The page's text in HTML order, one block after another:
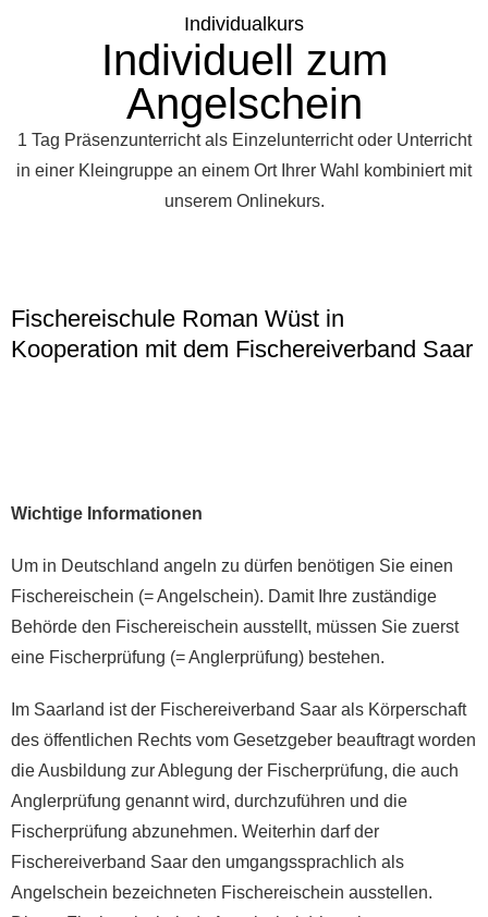
Individualkurs
Individuell zum
Angelschein
1 Tag Präsenzunterricht als Einzelunterricht oder Unterricht
in einer Kleingruppe an einem Ort Ihrer Wahl kombiniert mit
unserem Onlinekurs.
Fischereischule Roman Wüst in
Kooperation mit dem Fischereiverband Saar
Wichtige Informationen
Um in Deutschland angeln zu dürfen benötigen Sie einen
Fischereischein (= Angelschein). Damit Ihre zuständige
Behörde den Fischereischein ausstellt, müssen Sie zuerst
eine Fischerprüfung (= Anglerprüfung) bestehen.
Im Saarland ist der Fischereiverband Saar als Körperschaft
des öffentlichen Rechts vom Gesetzgeber beauftragt worden
die Ausbildung zur Ablegung der Fischerprüfung, die auch
Anglerprüfung genannt wird, durchzuführen und die
Fischerprüfung abzunehmen. Weiterhin darf der
Fischereiverband Saar den umgangssprachlich als
Angelschein bezeichneten Fischereischein ausstellen.